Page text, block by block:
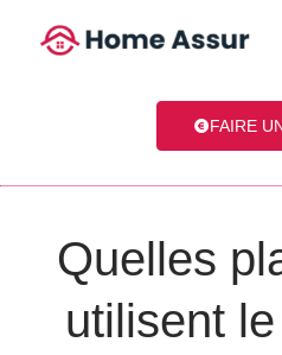
FAIRE
Quelles
utilisent